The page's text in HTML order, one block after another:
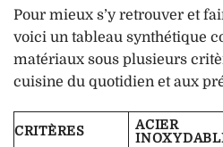
Pour mieux s’y retrouver et
voici un tableau synthétique
matériaux sous plusieurs
cuisine du quotidien et aux
CRITÈRES
ACIER